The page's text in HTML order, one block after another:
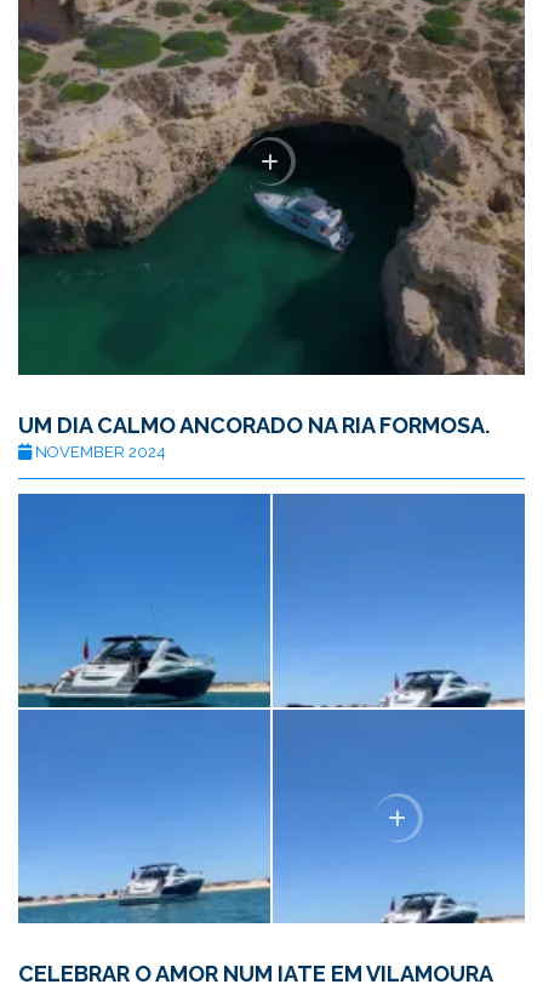
UM DIA CALMO ANCORADO NA RIA FORMOSA.
NOVEMBER 2024
CELEBRAR O AMOR NUM IATE EM VILAMOURA